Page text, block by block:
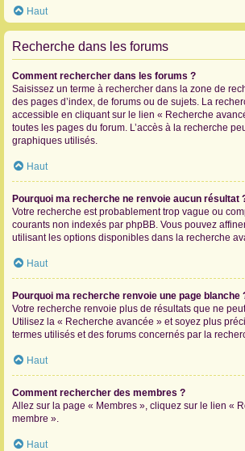
Haut
Recherche dans les forums
Comment rechercher dans les forums ?
Saisissez un terme à rechercher dans la zone de
des pages d’index, de forums ou de sujets. La
accessible en cliquant sur le lien « Recherche
toutes les pages du forum. L’accès à la recherche
graphiques utilisés.
Haut
Pourquoi ma recherche ne renvoie aucun résultat
Votre recherche est probablement trop vague ou
courants non indexés par phpBB. Vous pouvez
utilisant les options disponibles dans la recherche
Haut
Pourquoi ma recherche renvoie une page blanche
Votre recherche renvoie plus de résultats que ne
Utilisez la « Recherche avancée » et soyez plus
termes utilisés et des forums concernés par la
Haut
Comment rechercher des membres ?
Allez sur la page « Membres », cliquez sur le lien «
membre ».
Haut